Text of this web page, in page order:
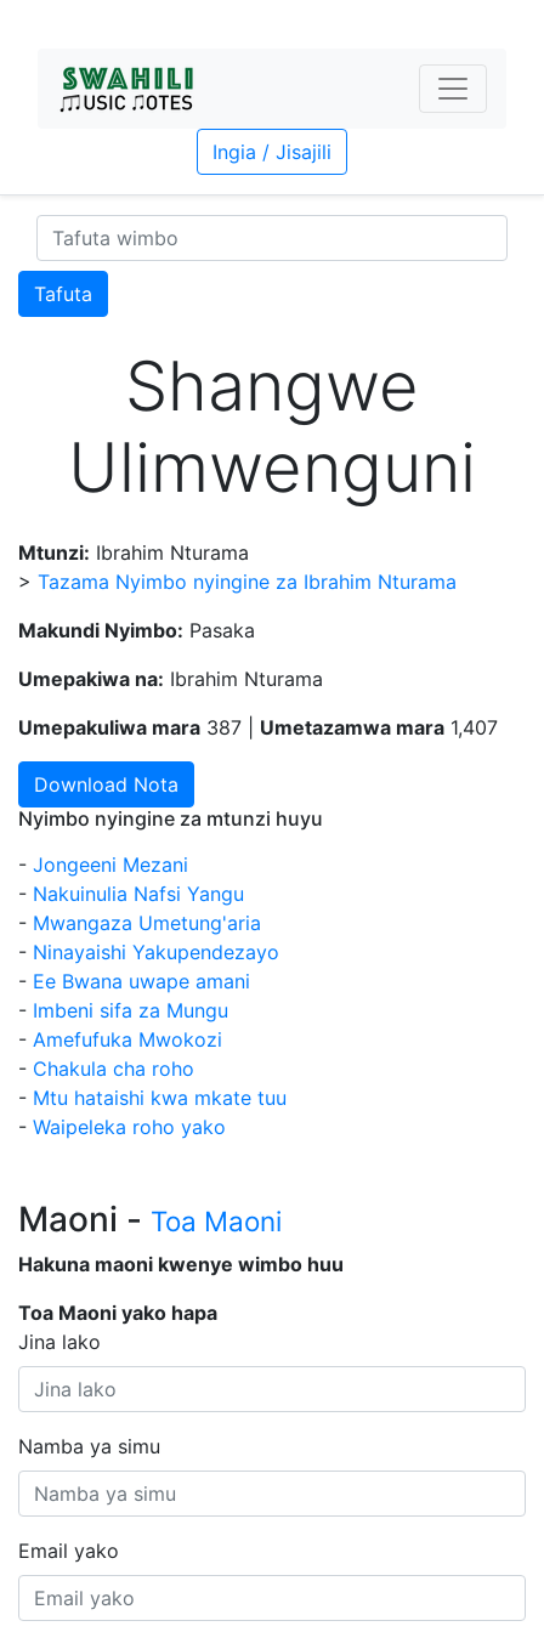
Ingia / Jisajili
Tafuta
Shangwe
Ulimwenguni
Mtunzi: Ibrahim Nturama
> Tazama Nyimbo nyingine za Ibrahim Nturama
Makundi Nyimbo: Pasaka
Umepakiwa na: Ibrahim Nturama
Umepakuliwa mara 387 | Umetazamwa mara 1,407
Download Nota
Nyimbo nyingine za mtunzi huyu
- Jongeeni Mezani
- Nakuinulia Nafsi Yangu
- Mwangaza Umetung'aria
- Ninayaishi Yakupendezayo
- Ee Bwana uwape amani
- Imbeni sifa za Mungu
- Amefufuka Mwokozi
- Chakula cha roho
- Mtu hataishi kwa mkate tuu
- Waipeleka roho yako
Maoni - Toa Maoni
Hakuna maoni kwenye wimbo huu
Toa Maoni yako hapa
Jina lako
Namba ya simu
Email yako